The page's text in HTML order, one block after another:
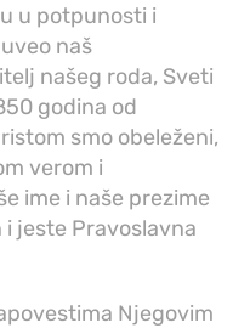
u potpunosti i
naš
našeg roda, Sveti
godina od
smo obeleženi,
verom i
ime i naše prezime
jeste Pravoslavna
Njegovim